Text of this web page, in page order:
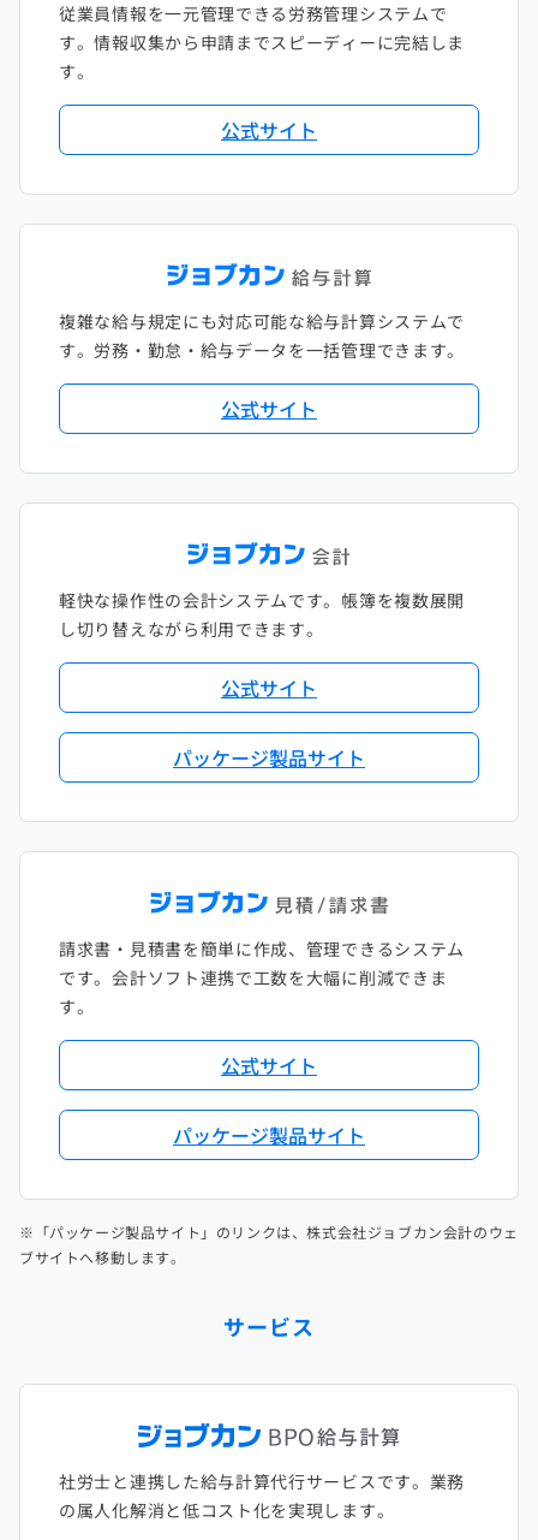
従業員情報を一元管理できる労務管理システムで
す。情報収集から申請までスピーディーに完結しま
す。
公式サイト
複雑な給与規定にも対応可能な給与計算システムで
す。労務・勤怠・給与データを一括管理できます。
公式サイト
軽快な操作性の会計システムです。帳簿を複数展開
し切り替えながら利用できます。
公式サイト
パッケージ製品サイト
請求書・見積書を簡単に作成、管理できるシステム
です。会計ソフト連携で工数を大幅に削減できま
す。
公式サイト
パッケージ製品サイト
※「パッケージ製品サイト」のリンクは、株式会社ジョブカン会計のウェ
ブサイトへ移動します。
サービス
社労士と連携した給与計算代行サービスです。業務
の属人化解消と低コスト化を実現します。